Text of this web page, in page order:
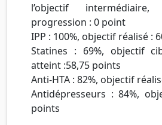
l’objectif
progression : 0 point
IPP : 100%, objectif réalisé :
Statines : 69%, objectif
atteint :58,75 points
Anti-HTA : 82%, objectif
Antidépresseurs : 84%,
points